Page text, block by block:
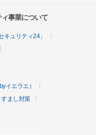
事業について
ュリティ24」
イエラエ）
まし対策